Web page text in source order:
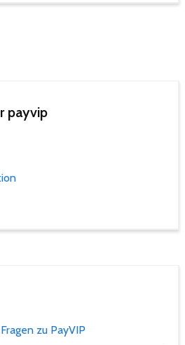
payvip
zu PayVIP